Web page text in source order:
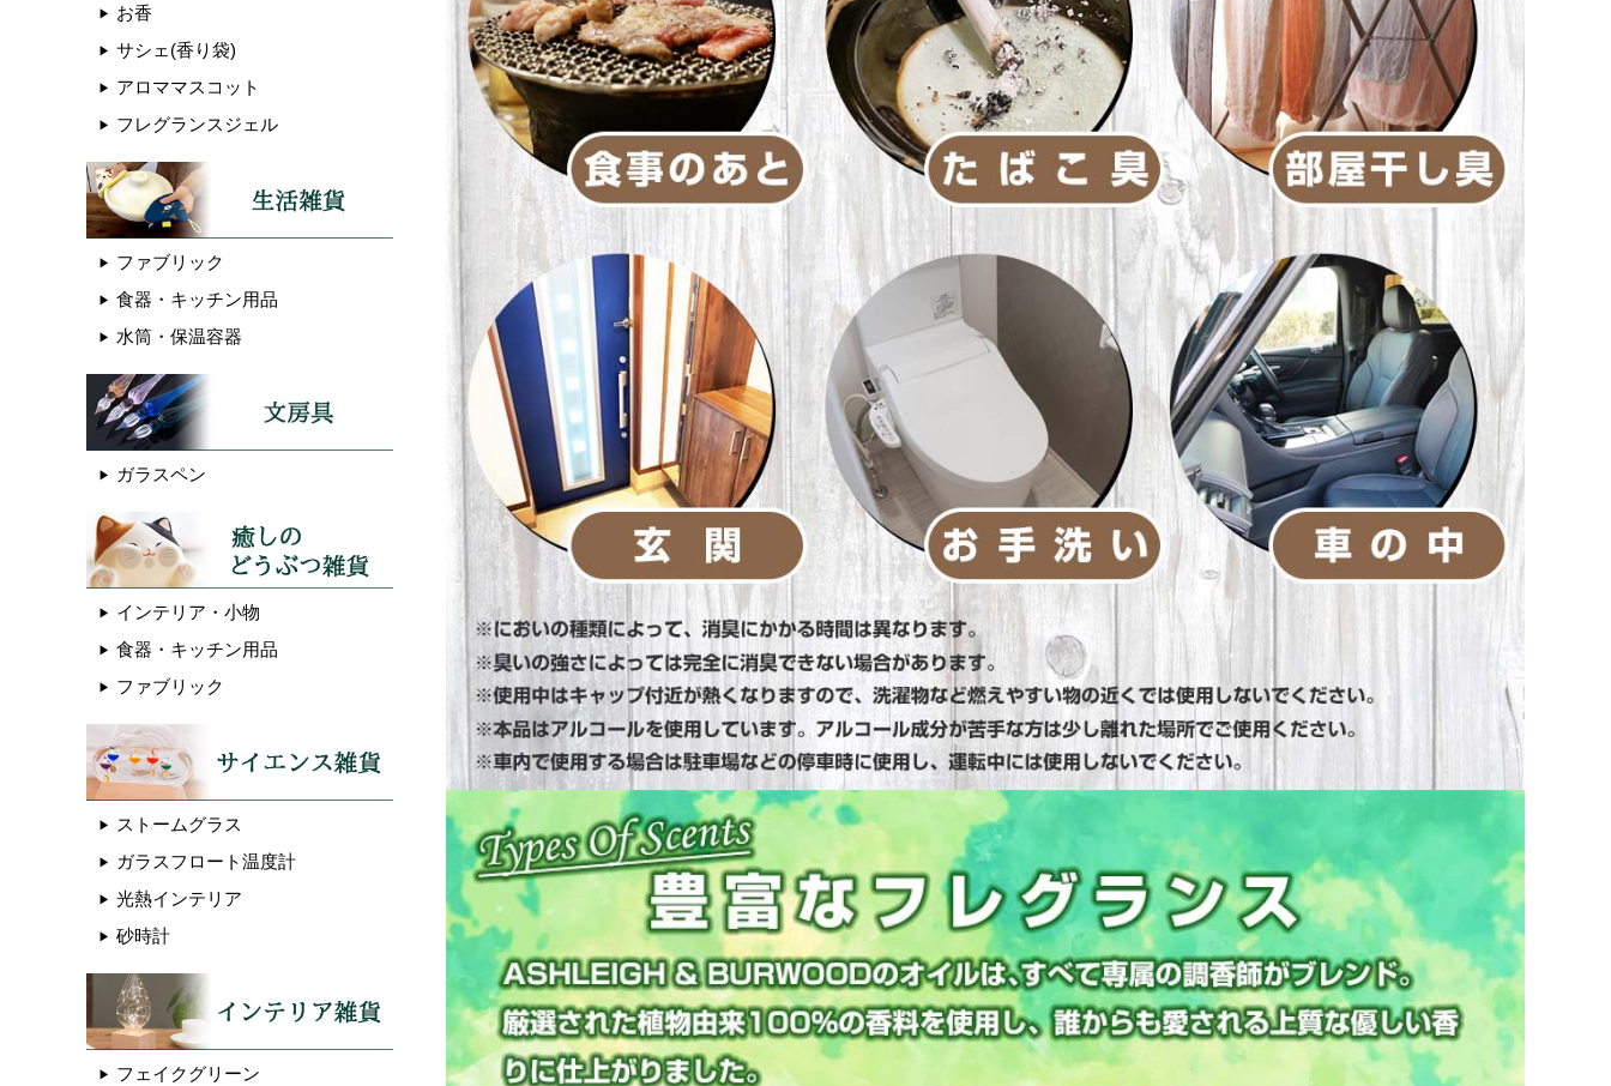
お香
サシェ(香り袋)
アロママスコット
フレグランスジェル
ファブリック
食器・キッチン用品
水筒・保温容器
ガラスペン
インテリア・小物
食器・キッチン用品
ファブリック
ストームグラス
ガラスフロート温度計
光熱インテリア
砂時計
フェイクグリーン